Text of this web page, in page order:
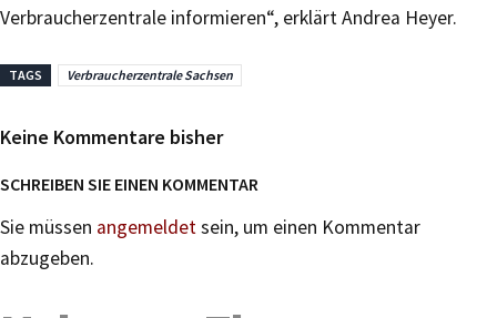
Verbraucherzentrale informieren“, erklärt Andrea Heyer.
TAGS Verbraucherzentrale Sachsen
Keine Kommentare bisher
SCHREIBEN SIE EINEN KOMMENTAR
Sie müssen angemeldetsein, um einen Kommentar
abzugeben.